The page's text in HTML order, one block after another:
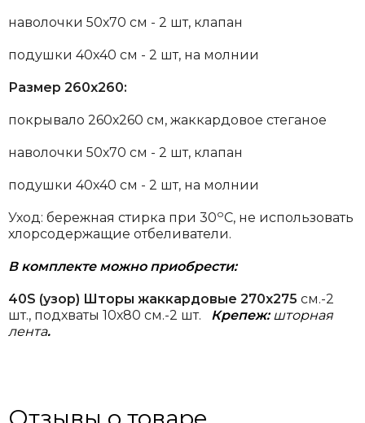
наволочки 50х70 см - 2 шт, клапан
подушки 40х40 см - 2 шт, на молнии
Размер 260х260:
покрывало 260х260 см, жаккардовое стеганое
наволочки 50х70 см - 2 шт, клапан
подушки 40х40 см - 2 шт, на молнии
Уход: бережная стирка при 30оС, не использовать
хлорсодержащие отбеливатели.
В комплекте можно приобрести:
40S (узор) Шторы жаккардовые 270х275 см.-2
шт., подхваты 10х80 см.-2 шт.
Крепеж: шторная
лента.